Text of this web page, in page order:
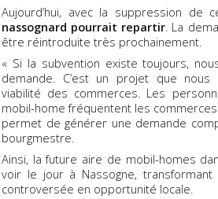
Aujourd’hui, avec la suppression de
nassognard pourrait repartir. La
être réintroduite très prochainement.
« Si la subvention existe toujours,
demande. C’est un projet que
viabilité des commerces. Les
mobil-home fréquentent les commerces
permet de générer une demande
bourgmestre.
Ainsi, la future aire de mobil-homes
voir le jour à Nassogne, transformant
controversée en opportunité locale.